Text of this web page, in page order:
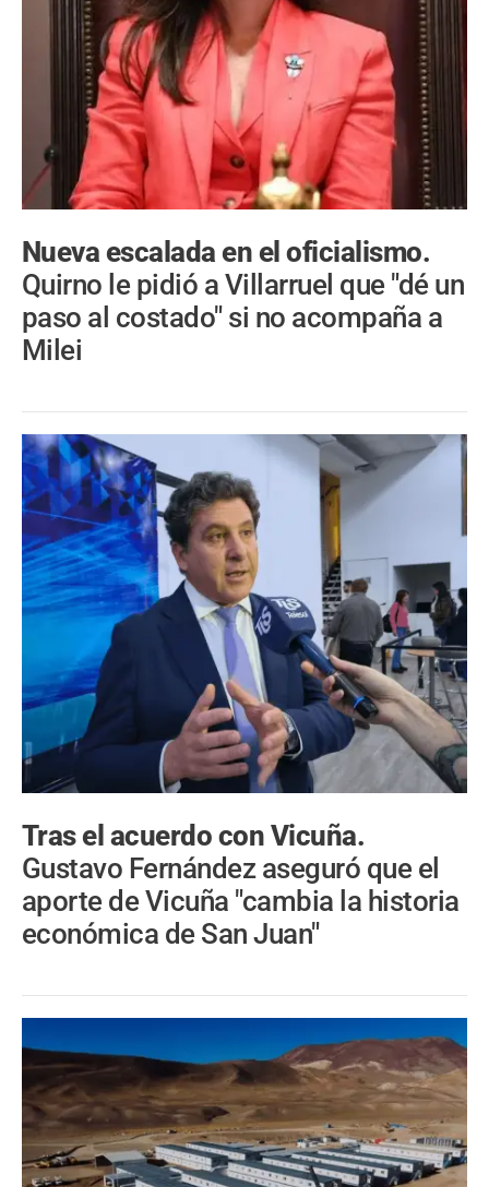
Nueva escalada en el oficialismo.
Quirno le pidió a Villarruel que "dé un
paso al costado" si no acompaña a
Milei
Tras el acuerdo con Vicuña.
Gustavo Fernández aseguró que el
aporte de Vicuña "cambia la historia
económica de San Juan"